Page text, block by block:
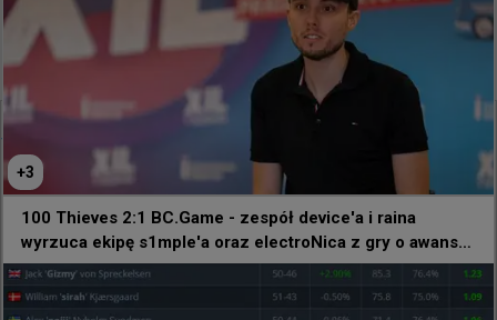
Vandulken". Nie jest to przypadek, bowiem nazwa
wprost nawiązywała do Twistzza, który jest idolem
zawodników
HLTVorg
"Napisałem do @Twistzz na Instagramie z pytaniem,
czy możemy użyć jego nazwiska jako nazwy naszej
drużyny. Nie odpowiedział" 😢
Mimo to Team Vandulken tariksora oddał hołd
swojemu idolowi i przywdział te świetne koszulki na
otwartych kwalifikacjach EWC
+3
100 Thieves 2:1 BC.Game - zespół device'a i raina
wyrzuca ekipę s1mple'a oraz electroNica z gry o awans
na EWC!